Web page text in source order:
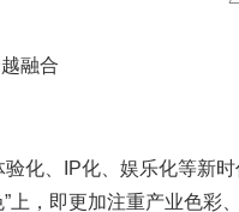
融合
、IP化、娱乐化等新时
”上，即更加注重产业色